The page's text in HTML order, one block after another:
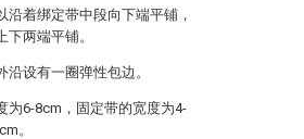
着绑定带中段向下端平铺，
两端平铺。
设有一圈弹性包边。
为6-8cm，固定带的宽度为4-
。